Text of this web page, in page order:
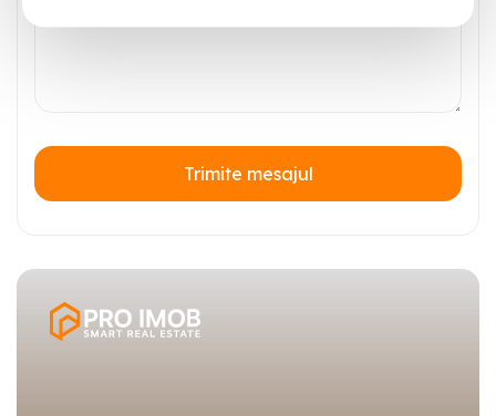
Trimite mesajul